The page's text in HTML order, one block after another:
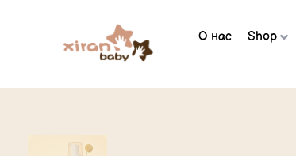
О нас Shop